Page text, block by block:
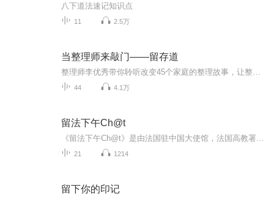
八下道法速记知识点
11 2.5万
当整理师来敲门——留存道
44 4.1万
留法下午Ch@t
21 1214
留下你的印记